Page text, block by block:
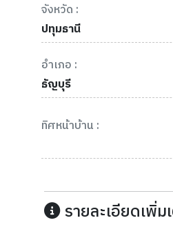
จังหวัด :
ปทุมธานี
อำเภอ :
ธัญบุรี
ทิศหน้าบ้าน :
รายละเอียดเพิ่ม